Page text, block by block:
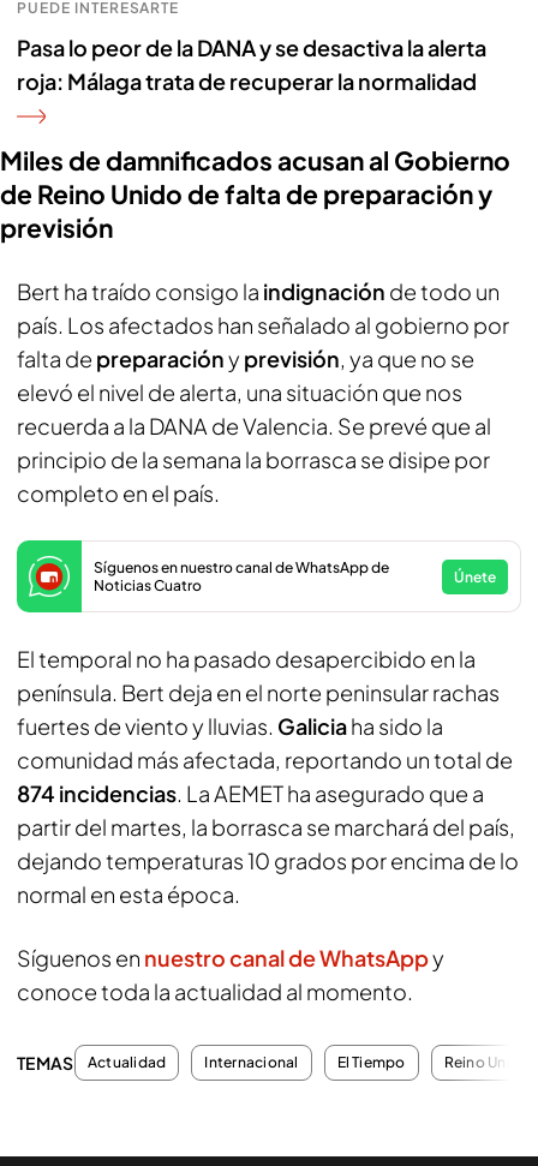
PUEDE INTERESARTE
Pasa lo peor de la DANA y se desactiva la alerta
roja: Málaga trata de recuperar la normalidad
Miles de damnificados acusan al Gobierno
de Reino Unido de falta de preparación y
previsión
Bert ha traído consigo la indignación de todo un
país. Los afectados han señalado al gobierno por
falta de preparacióny previsión, ya que no se
elevó el nivel de alerta, una situación que nos
recuerda a la DANA de Valencia. Se prevé que al
principio de la semana la borrasca se disipe por
completo en el país.
Síguenos en nuestro canal de WhatsApp de
Noticias Cuatro
Únete
El temporal no ha pasado desapercibido en la
península. Bert deja en el norte peninsular rachas
fuertes de viento y lluvias. Galiciaha sido la
comunidad más afectada, reportando un total de
874 incidencias. La AEMET ha asegurado que a
partir del martes, la borrasca se marchará del país,
dejando temperaturas 10 grados por encima de lo
normal en esta época.
Síguenos en nuestro canal de WhatsAppy
conoce toda la actualidad al momento.
TEMAS Actualidad Internacional El Tiempo Reino Unido